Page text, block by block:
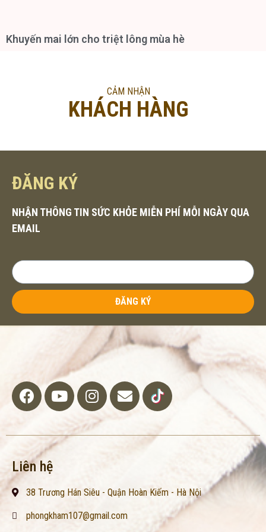
Khuyến mai lớn cho triệt lông mùa hè
CẢM NHẬN
KHÁCH HÀNG
ĐĂNG KÝ
NHẬN THÔNG TIN SỨC KHỎE MIỄN PHÍ MỖI NGÀY QUA
EMAIL
ĐĂNG KÝ
Liên hệ
38 Trương Hán Siêu - Quận Hoàn Kiếm - Hà Nội
phongkham107@gmail.com